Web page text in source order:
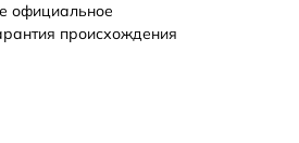
официальное
происхождения